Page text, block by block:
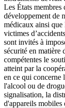
Les États membres
développement de
médicaux ainsi que
victimes
sont invités à
sécurité en matière
compétentes le
atteint par la
en ce qui concerne
l'alcool ou de
signalisation, la
d'appareils mobiles